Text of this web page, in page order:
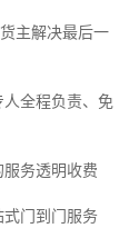
主解决最后一
全程负责、免
务透明收费
式门到门服务